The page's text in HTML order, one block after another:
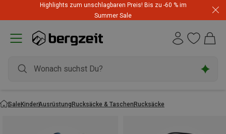
Highlights zum unschlagbaren Preis! Bis zu -60 % im
Summer Sale
SaleKinderAusrüstungRucksäcke & TaschenRucksäcke